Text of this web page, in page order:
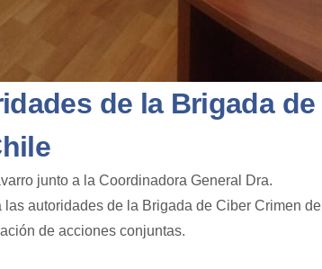
de la Brigada de
junto a la Coordinadora General Dra.
autoridades de la Brigada de Ciber Crimen de
de acciones conjuntas.